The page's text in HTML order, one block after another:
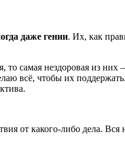
даже гении. Их, как
самая нездоровая из
всё, чтобы их
от какого-либо дела.